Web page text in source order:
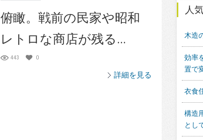
俯瞰。戦前の民家や昭和
レトロな商店が残る...
443 0
詳細を見る
人
木造
効率
置で
衣食
構造
とし